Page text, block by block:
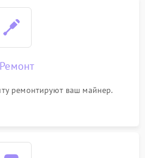
ремонтируют ваш майнер.